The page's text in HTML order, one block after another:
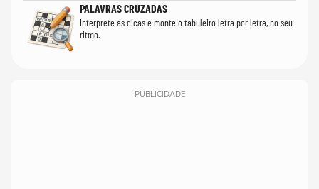
PALAVRAS CRUZADAS
Interprete as dicas e monte o tabuleiro letra por letra, no seu
ritmo.
PUBLICIDADE